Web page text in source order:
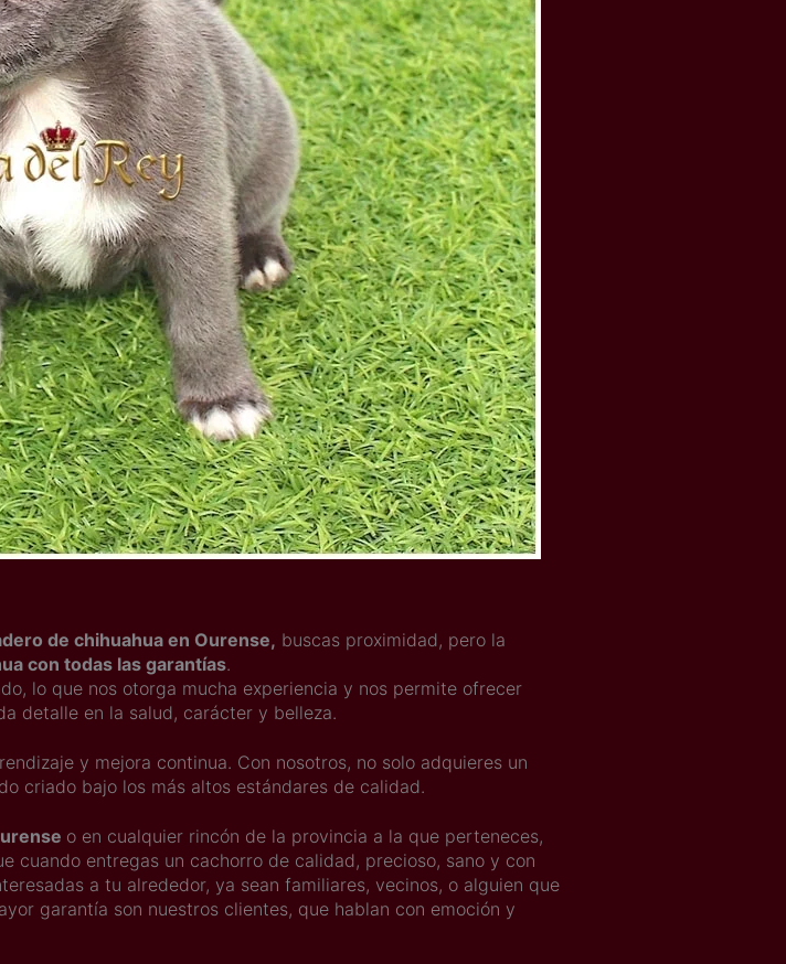
de chihuahua en Ourense, buscas proximidad, pero la
con todas las garantías.
lo que nos otorga mucha experiencia y nos permite ofrecer
detalle en la salud, carácter y belleza.
y mejora continua. Con nosotros, no solo adquieres un
criado bajo los más altos estándares de calidad.
o en cualquier rincón de la provincia a la que perteneces,
cuando entregas un cachorro de calidad, precioso, sano y con
a tu alrededor, ya sean familiares, vecinos, o alguien que
garantía son nuestros clientes, que hablan con emoción y